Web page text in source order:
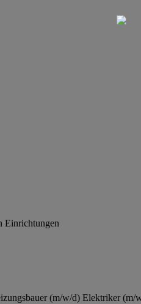
Einrichtungen
(m/w/d) Elektriker (m/